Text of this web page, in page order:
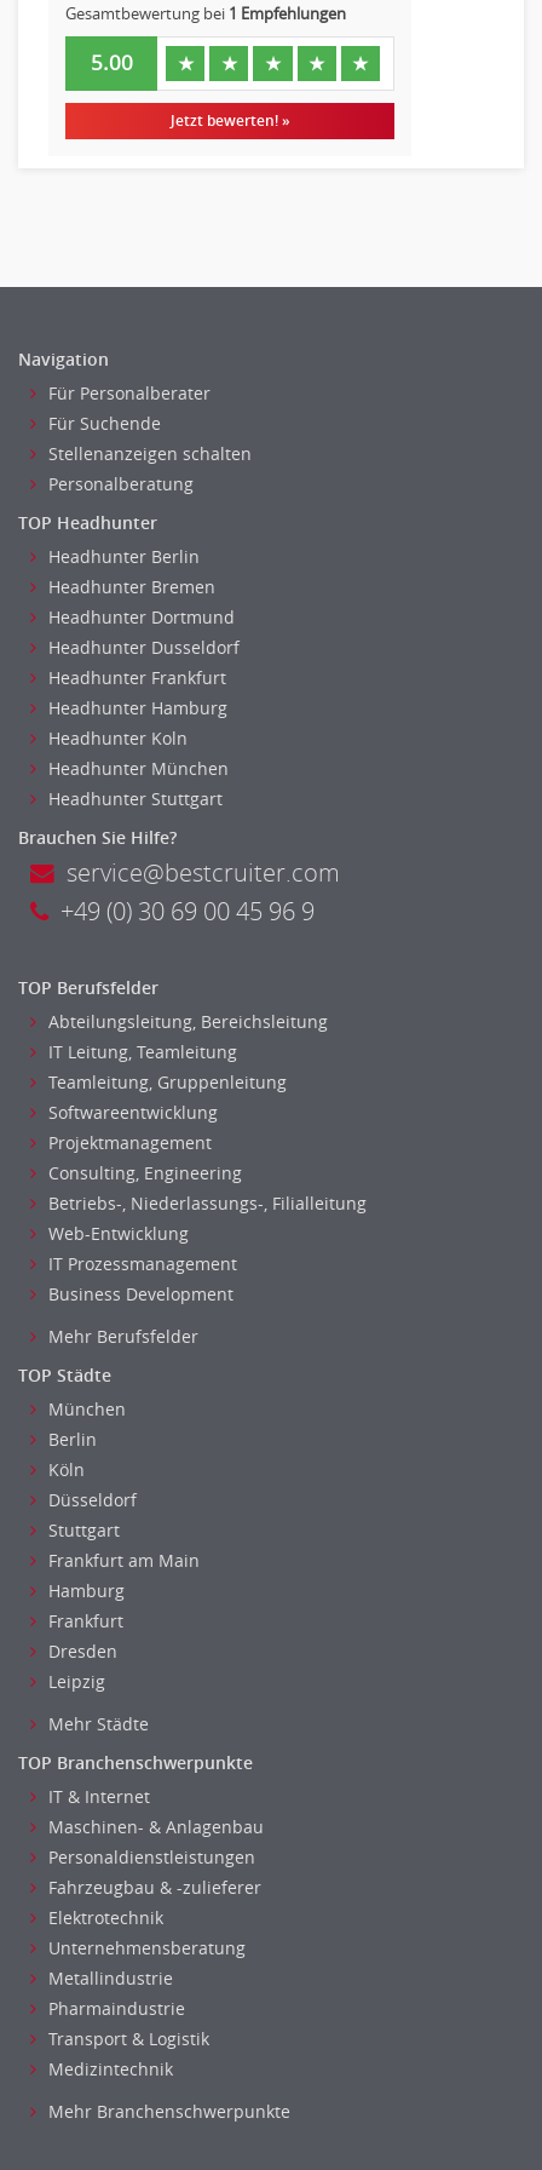
Raumgestaltung
Reiseverkehr, Touristik
Sicherheitsdienste, Schutzdienste
Automatisierungstechnik
Kunststofftechnik
Maschinenbau
Brandschutz
Prozessmanagement
Qualitätsmanagement
Technische Dokumentation
Veranstaltungstechnik
Verfahrenstechnik
Vertriebsingenieur
Wirtschaftsingenieur
Technisches Gebäudemanagement (TGM)
Data Warehouse, Business Intelligence
Datenbanken
Embedded Systems
Helpdesk
IT Leitung, Teamleitung
IT Prozessmanagement
Qualitätssicherung, Qualitätsprüfung
SAP/ERP-Beratung, Entwicklung
Security
Web-Entwicklung
Biotechnologie
Chemie
Geowissenschaften
Labor, Forschung
Pharmazie
Physik
Agiles Projektmanagement
Angestellte, Beamte auf Bundesebene
Angestellte, Beamte auf Landes-, kommunaler Ebene
Angestellte, Beamte im auswärtigen Dienst
(Bundes-)Polizei, Justizvollzug
Bundeswehr, Wehrverwaltung
Feuerwehr
Steuerverwaltung, Finanzverwaltung
Verbände, Vereine
Altenpflege, Betreuungsberufe
Gesamtbewertung bei 1 Empfehlungen
5.00 ★ ★ ★ ★ ★
Jetzt bewerten! »
Navigation
Für Personalberater
Für Suchende
Stellenanzeigen schalten
Personalberatung
TOP Headhunter
Headhunter Berlin
Headhunter Bremen
Headhunter Dortmund
Headhunter Dusseldorf
Headhunter Frankfurt
Headhunter Hamburg
Headhunter Koln
Headhunter München
Headhunter Stuttgart
Brauchen Sie Hilfe?
service@bestcruiter.com
+49 (0) 30 69 00 45 96 9
TOP Berufsfelder
Abteilungsleitung, Bereichsleitung
IT Leitung, Teamleitung
Teamleitung, Gruppenleitung
Softwareentwicklung
Projektmanagement
Consulting, Engineering
Betriebs-, Niederlassungs-, Filialleitung
Web-Entwicklung
IT Prozessmanagement
Business Development
Mehr Berufsfelder
TOP Städte
München
Berlin
Köln
Düsseldorf
Stuttgart
Frankfurt am Main
Hamburg
Frankfurt
Dresden
Leipzig
Mehr Städte
TOP Branchenschwerpunkte
IT & Internet
Maschinen- & Anlagenbau
Personaldienstleistungen
Fahrzeugbau & -zulieferer
Elektrotechnik
Unternehmensberatung
Metallindustrie
Pharmaindustrie
Transport & Logistik
Medizintechnik
Mehr Branchenschwerpunkte